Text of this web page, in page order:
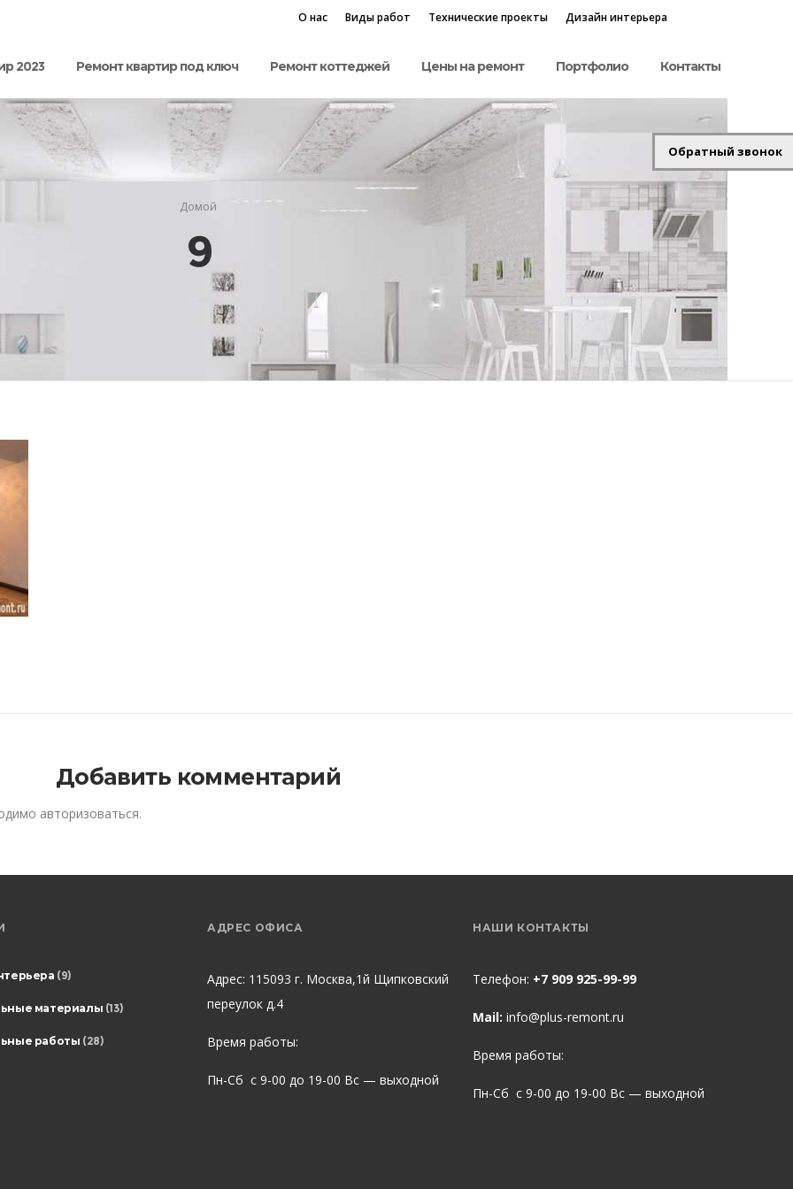
О нас Виды работ Технические проекты Дизайн интерьера
2023 Ремонт квартир под ключ Ремонт коттеджей Цены на ремонт Портфолио Контакты
Домой
9
Добавить комментарий
авторизоваться.
(9)
материалы (13)
работы (28)
АДРЕС ОФИСА
Адрес: 115093 г. Москва,1й Щипковский
переулок д.4
Время работы:
Пн-Сб с 9-00 до 19-00 Вс — выходной
НАШИ КОНТАКТЫ
Телефон: +7 909 925-99-99
Mail: info@plus-remont.ru
Время работы:
Пн-Сб с 9-00 до 19-00 Вс — выходной
Обратный звонок